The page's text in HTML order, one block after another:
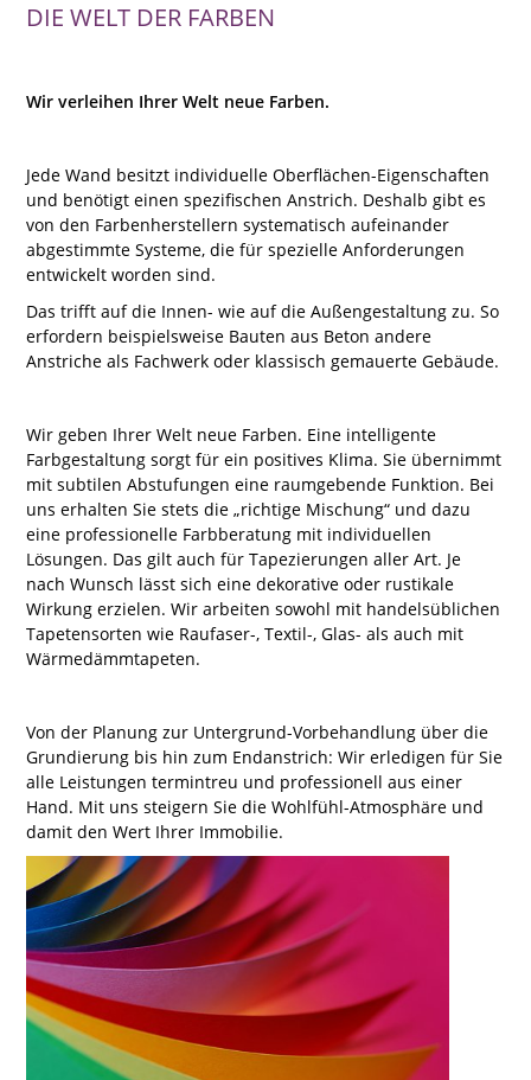
DIE WELT DER FARBEN
Wir verleihen Ihrer Welt neue Farben.
Jede Wand besitzt individuelle Oberflächen-Eigenschaften
und benötigt einen spezifischen Anstrich. Deshalb gibt es
von den Farbenherstellern systematisch aufeinander
abgestimmte Systeme, die für spezielle Anforderungen
entwickelt worden sind.
Das trifft auf die Innen- wie auf die Außengestaltung zu. So
erfordern beispielsweise Bauten aus Beton andere
Anstriche als Fachwerk oder klassisch gemauerte Gebäude.
Wir geben Ihrer Welt neue Farben. Eine intelligente
Farbgestaltung sorgt für ein positives Klima. Sie übernimmt
mit subtilen Abstufungen eine raumgebende Funktion. Bei
uns erhalten Sie stets die „richtige Mischung“ und dazu
eine professionelle Farbberatung mit individuellen
Lösungen. Das gilt auch für Tapezierungen aller Art. Je
nach Wunsch lässt sich eine dekorative oder rustikale
Wirkung erzielen. Wir arbeiten sowohl mit handelsüblichen
Tapetensorten wie Raufaser-, Textil-, Glas- als auch mit
Wärmedämmtapeten.
Von der Planung zur Untergrund-Vorbehandlung über die
Grundierung bis hin zum Endanstrich: Wir erledigen für Sie
alle Leistungen termintreu und professionell aus einer
Hand. Mit uns steigern Sie die Wohlfühl-Atmosphäre und
damit den Wert Ihrer Immobilie.